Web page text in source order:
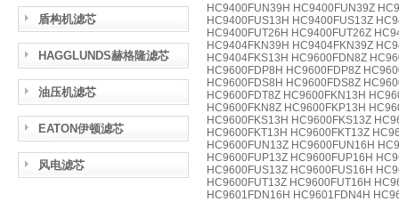
盾构机滤芯
HAGGLUNDS赫格隆滤芯
油压机滤芯
EATON伊顿滤芯
风电滤芯
HC9400FUN39H HC9400FUN39Z
HC9400FUS13H HC9400FUS13Z
HC9400FUT26H HC9400FUT26Z
HC9404FKN39H HC9404FKN39Z
HC9404FKS13H HC9600FDN8Z
HC9600FDP8H HC9600FDP8Z
HC9600FDS8H HC9600FDS8Z
HC9600FDT8Z HC9600FKN13H
HC9600FKN8Z HC9600FKP13H
HC9600FKS13H HC9600FKS13Z
HC9600FKT13H HC9600FKT13Z
HC9600FUN13Z HC9600FUN16H
HC9600FUP13Z HC9600FUP16H
HC9600FUS13Z HC9600FUS16H
HC9600FUT13Z HC9600FUT16H
HC9601FDN16H HC9601FDN4H